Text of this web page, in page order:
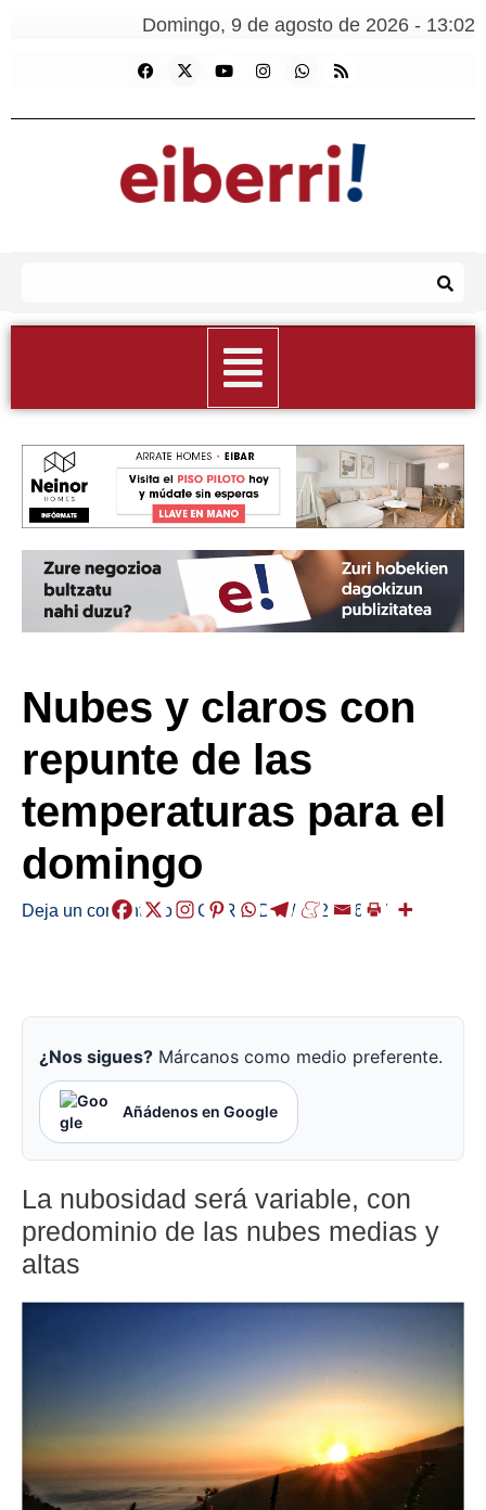
Domingo, 9 de agosto de 2026 - 13:02
Nubes y claros con
repunte de las
temperaturas para el
domingo
Deja un comentario /EGURALDIA/ 2026-06-07
¿Nos sigues? Márcanos como medio preferente.
Añádenos en Google
La nubosidad será variable, con
predominio de las nubes medias y
altas